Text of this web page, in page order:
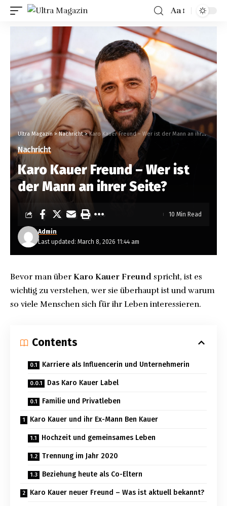
Aa
Ultra Magazin>Nachricht>Karo Kauer Freund – Wer ist der Mann an ihrer Seite?
Nachricht
Karo Kauer Freund – Wer ist
der Mann an ihrer Seite?
Last updated: March 8, 2026 11:44 am
Admin
10 Min Read
Bevor man über Karo Kauer Freund spricht, ist es
wichtig zu verstehen, wer sie überhaupt ist und warum
so viele Menschen sich für ihr Leben interessieren.
Contents
Karriere als Influencerin und Unternehmerin
Das Karo Kauer Label
Familie und Privatleben
Karo Kauer und ihr Ex-Mann Ben Kauer
Hochzeit und gemeinsames Leben
Trennung im Jahr 2020
Beziehung heute als Co-Eltern
Karo Kauer neuer Freund – Was ist aktuell bekannt?